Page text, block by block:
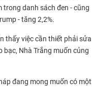
trong danh sách đen - cũng
- tăng 2,2%.
thấy việc cần thiết phải sửa
bạc, Nhà Trắng muốn củng
đang mong muốn có một